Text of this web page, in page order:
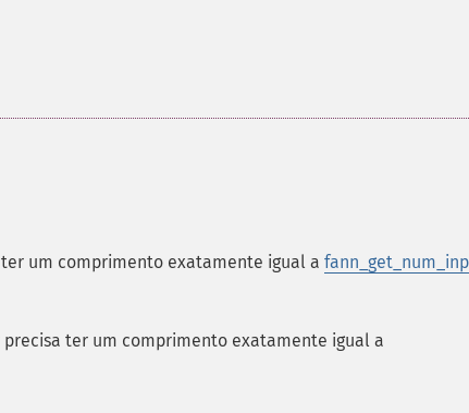
um comprimento exatamente igual a
ter um comprimento exatamente igual a